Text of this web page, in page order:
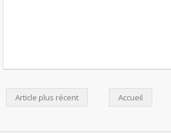
Article plus récent Accueil